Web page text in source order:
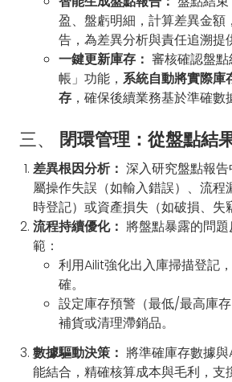
盈、盤虧明細，計算差異金額
告，為差異分析與責任追溯提
一鍵更新庫存： 審核確認盤
帳」功能， 系統自動將實際庫
存，確保後續業務基於準確數
三、 閉環管理：從盤點結
差異根因分析： 深入研究盤點報
屬操作失誤（如輸入錯誤）、流程
時登記）或資產損失（如破損、失
流程持續優化： 將盤點暴露的問
範：
利用Ailit強化出入庫掃描登記
確。
設定庫存預警（最低/最高庫
補貨或清理滯銷品。
數據驅動決策： 將準確庫存數據
能結合，精確核算成本與毛利，支